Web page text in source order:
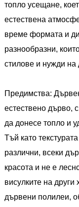
топло усещане,
естествена
време формата и
разнообразни,
стилове и нужди на
Предимства:
естествено дърво,
да донесе топло и
Тъй като
различни, всеки
красота и не е
висулките на
дървени полилеи,